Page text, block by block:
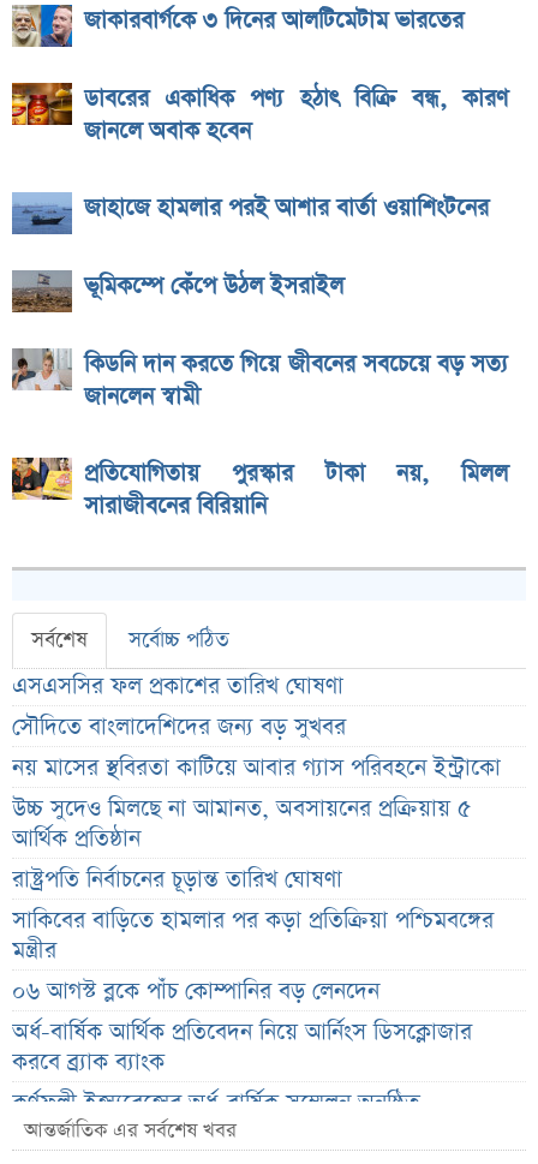
জাকারবার্গকে ৩ দিনের আলটিমেটাম ভারতের
ডাবরের একাধিক পণ্য হঠাৎ বিক্রি বন্ধ, কারণ
জানলে অবাক হবেন
জাহাজে হামলার পরই আশার বার্তা ওয়াশিংটনের
ভূমিকম্পে কেঁপে উঠল ইসরাইল
কিডনি দান করতে গিয়ে জীবনের সবচেয়ে বড় সত্য
জানলেন স্বামী
প্রতিযোগিতায় পুরস্কার টাকা নয়, মিলল
সারাজীবনের বিরিয়ানি
সর্বশেষ সর্বোচ্চ পঠিত
এসএসসির ফল প্রকাশের তারিখ ঘোষণা
সৌদিতে বাংলাদেশিদের জন্য বড় সুখবর
নয় মাসের স্থবিরতা কাটিয়ে আবার গ্যাস পরিবহনে ইন্ট্রাকো
উচ্চ সুদেও মিলছে না আমানত, অবসায়নের প্রক্রিয়ায় ৫
আর্থিক প্রতিষ্ঠান
রাষ্ট্রপতি নির্বাচনের চূড়ান্ত তারিখ ঘোষণা
সাকিবের বাড়িতে হামলার পর কড়া প্রতিক্রিয়া পশ্চিমবঙ্গের
মন্ত্রীর
০৬ আগস্ট ব্লকে পাঁচ কোম্পানির বড় লেনদেন
অর্ধ-বার্ষিক আর্থিক প্রতিবেদন নিয়ে আর্নিংস ডিসক্লোজার
করবে ব্র্যাক ব্যাংক
কর্ণফুলী ইন্স্যুরেন্সের অর্ধ-বার্ষিক সম্মেলন অনুষ্ঠিত
৭৫ হাজার ২৮৩ শেয়ার মনোনীত উত্তরাধিকারীর নামে
আন্তর্জাতিক এর সর্বশেষ খবর